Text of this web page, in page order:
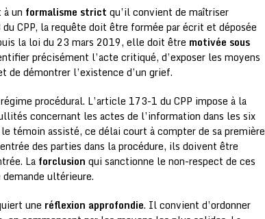
un formalisme strict qu’il convient de maîtriser
CPP, la requête doit être formée par écrit et déposée
la loi du 23 mars 2019, elle doit être motivée sous
précisément l’acte critiqué, d’exposer les moyens
démontrer l’existence d’un grief.
procédural. L’article 173-1 du CPP impose à la
concernant les actes de l’information dans les six
témoin assisté, ce délai court à compter de sa première
des parties dans la procédure, ils doivent être
La forclusion qui sanctionne le non-respect de ces
ultérieure.
une réflexion approfondie. Il convient d’ordonner